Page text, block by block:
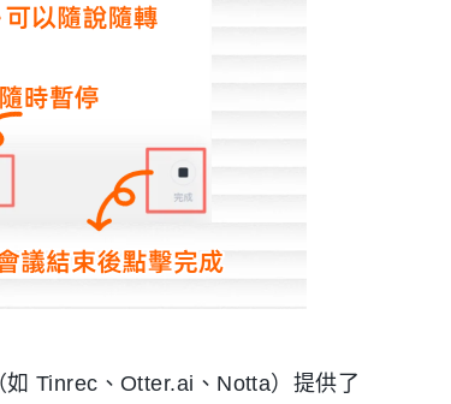
Tinrec、Otter.ai、Notta）提供了